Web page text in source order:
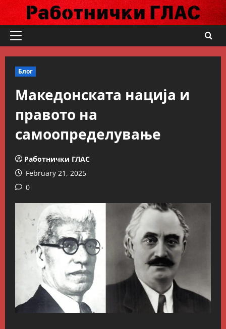
Skip
content
Primary
Блог
Македонската нација и
правото на
самоопределување
Работнички ГЛАС
February 21, 2025
0